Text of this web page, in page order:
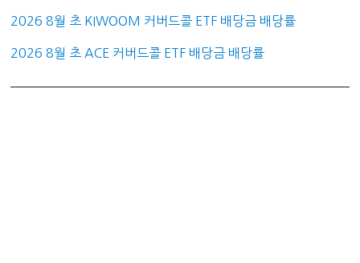
2026 8월 초 KIWOOM 커버드콜 ETF 배당금 배당률
2026 8월 초 ACE 커버드콜 ETF 배당금 배당률